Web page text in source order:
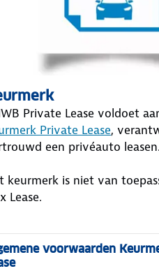
Private Lease voldoet
Private Lease,
een privéauto leasen.
keurmerk is niet van
Lease.
voorwaarden